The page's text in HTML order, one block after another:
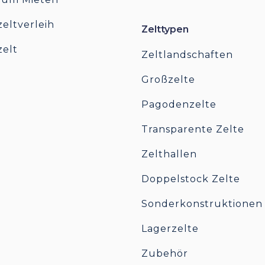
Zelttypen
Zeltlandschaften
Großzelte
Pagodenzelte
Transparente Zelte
Zelthallen
Doppelstock Zelte
Sonderkonstruktionen
Lagerzelte
Zubehör